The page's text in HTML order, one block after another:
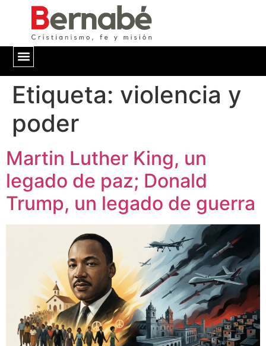
Etiqueta: violencia y
poder
Martin Luther King, un
legado de paz; Donald
Trump, un legado de guerra